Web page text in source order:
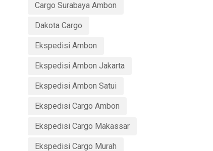
Cargo Surabaya Ambon
Dakota Cargo
Ekspedisi Ambon
Ekspedisi Ambon Jakarta
Ekspedisi Ambon Satui
Ekspedisi Cargo Ambon
Ekspedisi Cargo Makassar
Ekspedisi Cargo Murah